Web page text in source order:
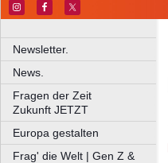
Newsletter.
News.
Fragen der Zeit
Zukunft JETZT
Europa gestalten
Frag' die Welt | Gen Z &